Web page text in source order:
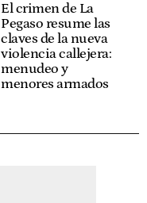
El crimen de La
Pegaso resume las
claves de la nueva
violencia callejera:
menudeo y
menores armados